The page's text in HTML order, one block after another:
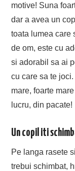
motive! Suna
dar a avea un
toata lumea care
de om, este cu
si adorabil sa ai
cu care sa te
mare, foarte
lucru, din pacate!
Un copil iti
Pe langa rasete
trebui schimbat,